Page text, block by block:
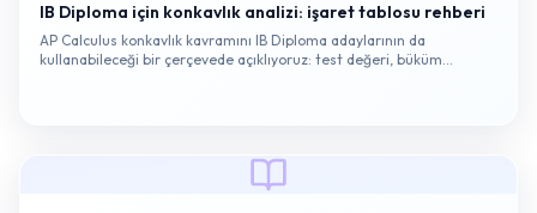
IB Diploma için konkavlık analizi: işaret tablosu rehberi
AP Calculus konkavlık kavramını IB Diploma adaylarının da
kullanabileceği bir çerçevede açıklıyoruz: test değeri, büküm